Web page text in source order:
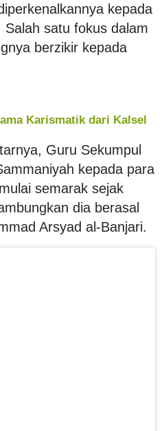
kepada
satu fokus dalam
berzikir kepada
Karismatik dari Kalsel
Guru Sekumpul
kepada para
semarak sejak
dia berasal
Arsyad al-Banjari.